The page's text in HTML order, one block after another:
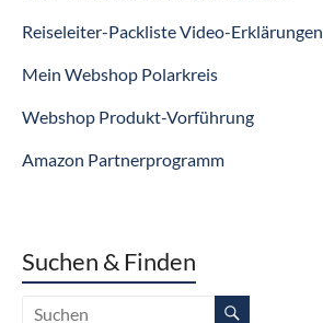
Reiseleiter-Packliste Video-Erklärungen
Mein Webshop Polarkreis
Webshop Produkt-Vorführung
Amazon Partnerprogramm
Suchen & Finden